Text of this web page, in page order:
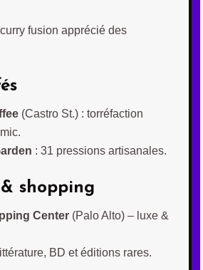
fusion apprécié des
(Castro St.) : torréfaction
: 31 pressions artisanales.
shopping
Center (Palo Alto) – luxe &
BD et éditions rares.